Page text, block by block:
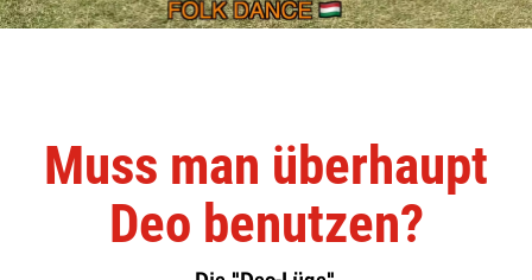
Muss man überhaupt
Deo benutzen?